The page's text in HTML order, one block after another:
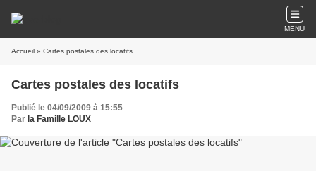
MENU
Accueil » Cartes postales des locatifs
Cartes postales des locatifs
Publié le 04/09/2009 à 15:55
Par la Famille LOUX